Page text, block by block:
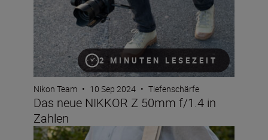
2 MINUTEN LESEZEIT
Nikon Team • 10 Sep 2024 • Tiefenschärfe
Das neue NIKKOR Z 50mm f/1.4 in
Zahlen
Das neue NIKKOR Z 35mm f/1.4 in Zahlen